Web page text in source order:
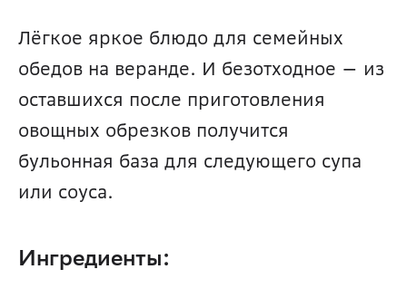
Лёгкое яркое блюдо для семейных
обедов на веранде. И безотходное — из
оставшихся после приготовления
овощных обрезков получится
бульонная база для следующего супа
или соуса.
Ингредиенты: